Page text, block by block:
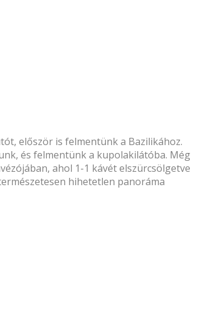
először is felmentünk a Bazilikához.
és felmentünk a kupolakilátóba. Még
ahol 1-1 kávét elszürcsölgetve
hihetetlen panoráma